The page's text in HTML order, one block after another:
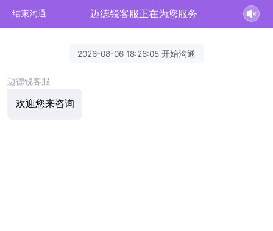
结束沟通 迈德锐客服正在为您服务
2026-08-06 18:26:05 开始沟通
迈德锐客服
欢迎您来咨询